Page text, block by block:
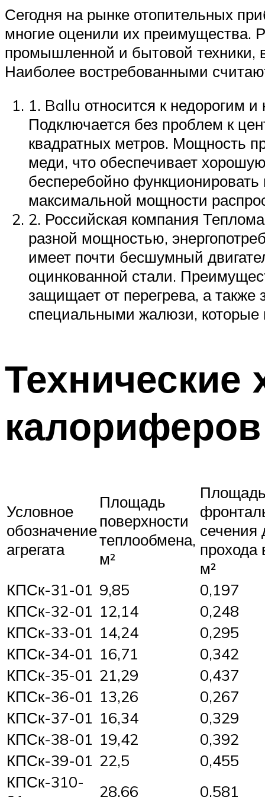
Сегодня на рынке отопительных
многие оценили их преимущества.
промышленной и бытовой техники,
Наиболее востребованными
1. Ballu относится к недорогим
Подключается без проблем к
квадратных метров. Мощность
меди, что обеспечивает
бесперебойно
максимальной мощности
2. Российская компания
разной мощностью,
имеет почти бесшумный
оцинкованной стали.
защищает от перегрева, а
специальными жалюзи, которые
Технические
Условное
обозначение
агрегата
Площадь
поверхности
теплообмена,
м²
сечения
прохода
м²
КПСк-31-01 9,85
0,197
КПСк-32-01 12,14
0,248
КПСк-33-01 14,24
0,295
КПСк-34-01 16,71
0,342
КПСк-35-01 21,29
0,437
КПСк-36-01 13,26
0,267
КПСк-37-01 16,34
0,329
КПСк-38-01 19,42
0,392
КПСк-39-01 22,5
0,455
КПСк-310-
28,66 0,581